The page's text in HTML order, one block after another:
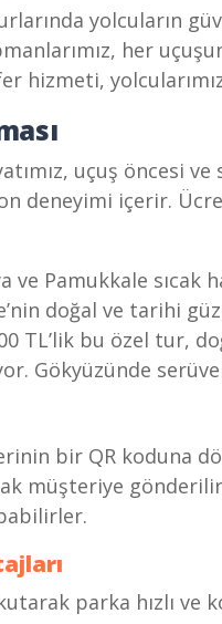
yolcuların
her
hizmeti,
uçuş öncesi
deneyimi içerir.
ve Pamukkale
doğal ve tarihi
TL’lik bu özel tur,
Gökyüzünde
bir QR koduna
müşteriye
parka hızlı ve